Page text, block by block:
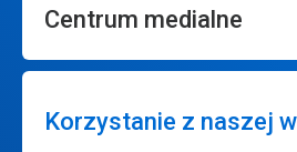
Centrum medialne
Korzystanie z naszej